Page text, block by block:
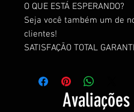
O QUE ESTÁ ESPERANDO?
Seja você também um de
clientes!
SATISFAÇÃO TOTAL
Avaliações